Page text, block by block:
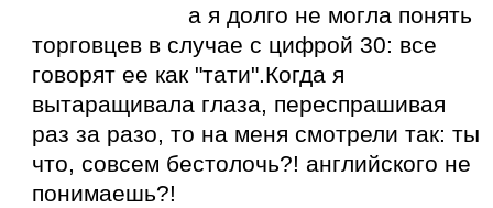
а я долго не могла понять
торговцев в случае с цифрой 30: все
говорят ее как "тати".Когда я
вытаращивала глаза, переспрашивая
раз за разо, то на меня смотрели так: ты
что, совсем бестолочь?! английского не
понимаешь?!